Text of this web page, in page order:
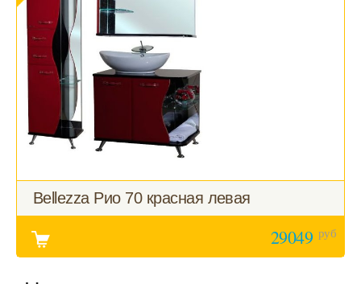
Bellezza Рио 70 красная левая
29049 руб